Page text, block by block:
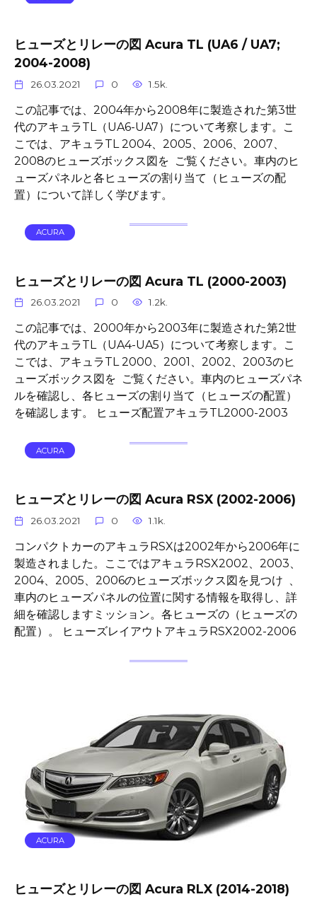
ヒューズとリレーの図 Acura TL (UA6 / UA7;
2004-2008)
26.03.2021 0 1.5k.
この記事では、2004年から2008年に製造された第3世
代のアキュラTL（UA6-UA7）について考察します。こ
こでは、アキュラTL 2004、2005、2006、2007、
2008のヒューズボックス図を ご覧ください。車内のヒ
ューズパネルと各ヒューズの割り当て（ヒューズの配
置）について詳しく学びます。
ACURA
ヒューズとリレーの図 Acura TL (2000-2003)
26.03.2021 0 1.2k.
この記事では、2000年から2003年に製造された第2世
代のアキュラTL（UA4-UA5）について考察します。こ
こでは、アキュラTL 2000、2001、2002、2003のヒ
ューズボックス図を ご覧ください。車内のヒューズパネ
ルを確認し、各ヒューズの割り当て（ヒューズの配置）
を確認します。 ヒューズ配置アキュラTL2000-2003
ACURA
ヒューズとリレーの図 Acura RSX (2002-2006)
26.03.2021 0 1.1k.
コンパクトカーのアキュラRSXは2002年から2006年に
製造されました。ここではアキュラRSX2002、2003、
2004、2005、2006のヒューズボックス図を見つけ 、
車内のヒューズパネルの位置に関する情報を取得し、詳
細を確認しますミッション。各ヒューズの（ヒューズの
配置）。 ヒューズレイアウトアキュラRSX2002-2006
ACURA
ヒューズとリレーの図 Acura RLX (2014-2018)